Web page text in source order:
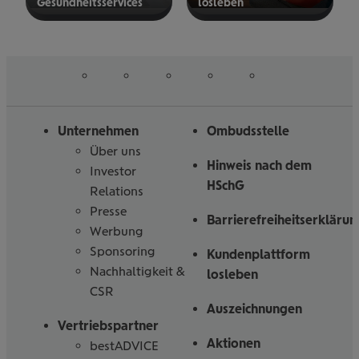
Gesund­heits­ser­vices los­le­ben
Unternehmen
Über uns
Investor
Relations
Presse
Werbung
Sponsoring
Nachhaltigkeit &
CSR
Vertriebspartner
bestADVICE
Ombudsstelle
Hinweis nach dem
HSchG
Kundenplattform
losleben
Auszeichnungen
Aktionen
uns